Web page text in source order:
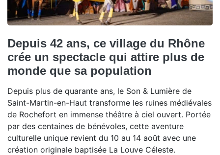
Depuis 42 ans, ce village du Rhône
crée un spectacle qui attire plus de
monde que sa population
Depuis plus de quarante ans, le Son & Lumière de
Saint-Martin-en-Haut transforme les ruines médiévales
de Rochefort en immense théâtre à ciel ouvert. Portée
par des centaines de bénévoles, cette aventure
culturelle unique revient du 10 au 14 août avec une
création originale baptisée La Louve Céleste.